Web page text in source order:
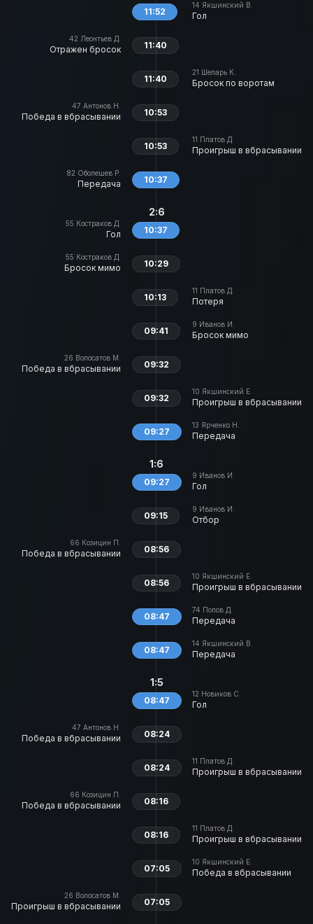
14 Якшинский В.
Гол
11:52
42 Леонтьев Д.
Отражен бросок 11:40
21 Шеларь К.
Бросок по воротам
11:40
47 Антонов Н.
Победа в вбрасывании 10:53
11 Платов Д.
Проигрыш в вбрасывании
10:53
82 Оболешев Р.
Передача 10:37
55 Костраков Д.
Гол
2:6
10:37
55 Костраков Д.
Бросок мимо 10:29
11 Платов Д.
Потеря
10:13
9 Иванов И.
Бросок мимо
09:41
26 Волосатов М.
Победа в вбрасывании 09:32
10 Якшинский Е.
Проигрыш в вбрасывании
09:32
13 Ярченко Н.
Передача
09:27
9 Иванов И.
Гол
1:6
09:27
9 Иванов И.
Отбор
09:15
66 Козицин П.
Победа в вбрасывании 08:56
10 Якшинский Е.
Проигрыш в вбрасывании
08:56
74 Попов Д.
Передача
08:47
14 Якшинский В.
Передача
08:47
12 Новиков С.
Гол
1:5
08:47
47 Антонов Н.
Победа в вбрасывании 08:24
11 Платов Д.
Проигрыш в вбрасывании
08:24
66 Козицин П.
Победа в вбрасывании 08:16
11 Платов Д.
Проигрыш в вбрасывании
08:16
10 Якшинский Е.
Победа в вбрасывании
07:05
26 Волосатов М.
Проигрыш в вбрасывании 07:05